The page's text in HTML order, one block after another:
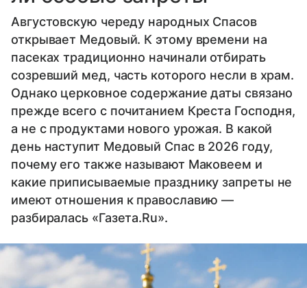
Августовскую череду народных Спасов
открывает Медовый. К этому времени на
пасеках традиционно начинали отбирать
созревший мед, часть которого несли в храм.
Однако церковное содержание даты связано
прежде всего с почитанием Креста Господня,
а не с продуктами нового урожая. В какой
день наступит Медовый Спас в 2026 году,
почему его также называют Маковеем и
какие приписываемые празднику запреты не
имеют отношения к православию —
разбиралась «Газета.Ru».